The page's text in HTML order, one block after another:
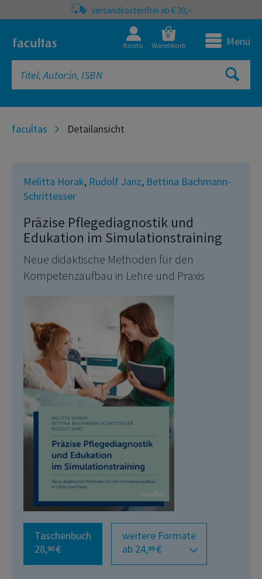
versandkostenfrei ab € 30,–
Konto
0
Warenkorb Menü
facultas Detailansicht
Melitta Horak, Rudolf Janz, Bettina Bachmann-
Schrittesser
Präzise Pflegediagnostik und
Edukation im Simulationstraining
Neue didaktische Methoden für den
Kompetenzaufbau in Lehre und Praxis
Taschenbuch
28,90 €
weitere Formate
ab 24,99 €